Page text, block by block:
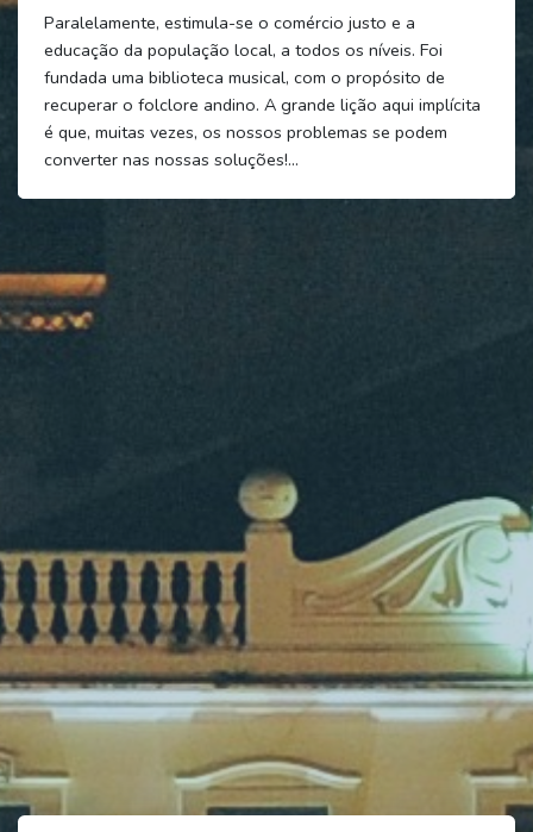
Paralelamente, estimula-se o comércio justo e a
educação da população local, a todos os níveis. Foi
fundada uma biblioteca musical, com o propósito de
recuperar o folclore andino. A grande lição aqui implícita
é que, muitas vezes, os nossos problemas se podem
converter nas nossas soluções!...